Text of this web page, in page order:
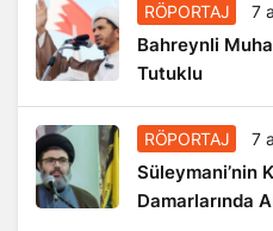
RÖPORTAJ 7
Bahreynli
Tutuklu
RÖPORTAJ 7
Süleymani’nin
Damarlarında